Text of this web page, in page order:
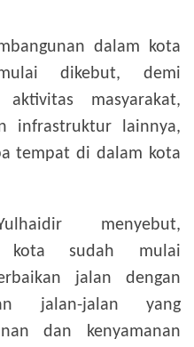
dalam kota
dikebut, demi
aktivitas masyarakat,
infrastruktur lainnya,
tempat di dalam kota
menyebut,
kota sudah mulai
jalan dengan
jalan-jalan yang
dan kenyamanan